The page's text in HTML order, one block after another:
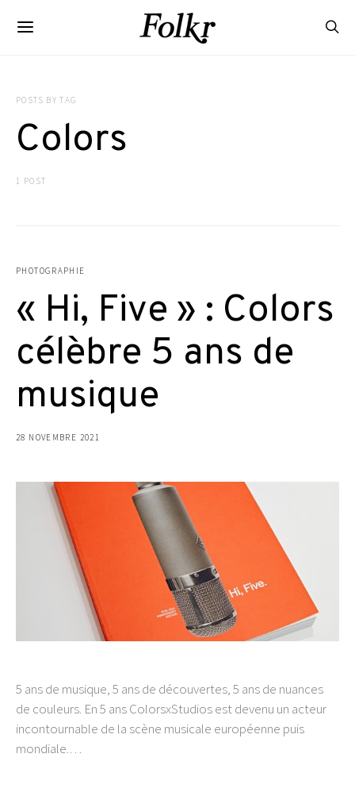
POSTS BY TAG
Colors
1 POST
PHOTOGRAPHIE
« Hi, Five » : Colors
célèbre 5 ans de
musique
28 NOVEMBRE 2021
5 ans de musique, 5 ans de découvertes, 5 ans de nuances
de couleurs. En 5 ans ColorsxStudios est devenu un acteur
incontournable de la scène musicale européenne puis
mondiale.…